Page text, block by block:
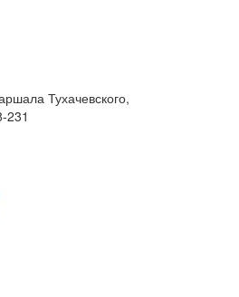
Тухачевского,
231